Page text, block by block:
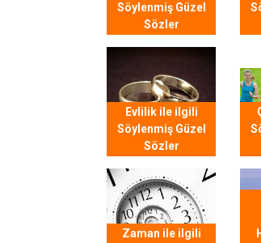
Söylenmiş Güzel
Sözler
Evlilik ile ilgili
Söylenmiş Güzel
Sözler
Zaman ile ilgili